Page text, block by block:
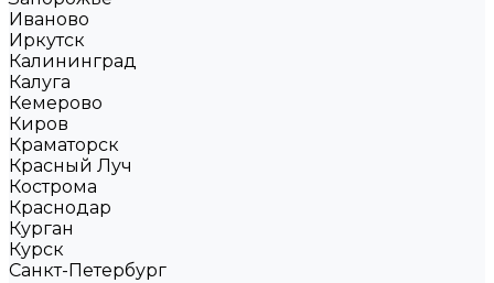
Иваново
Иркутск
Калининград
Калуга
Кемерово
Киров
Краматорск
Красный Луч
Кострома
Краснодар
Курган
Курск
Санкт-Петербург